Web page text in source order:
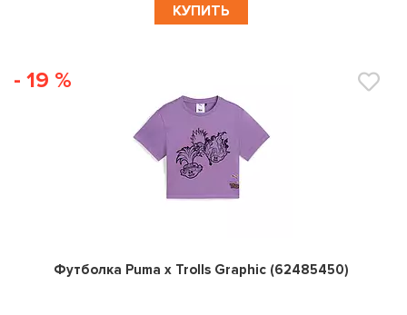
КУПИТЬ
- 19 %
0
Футболка Puma x Trolls Graphic (62485450)